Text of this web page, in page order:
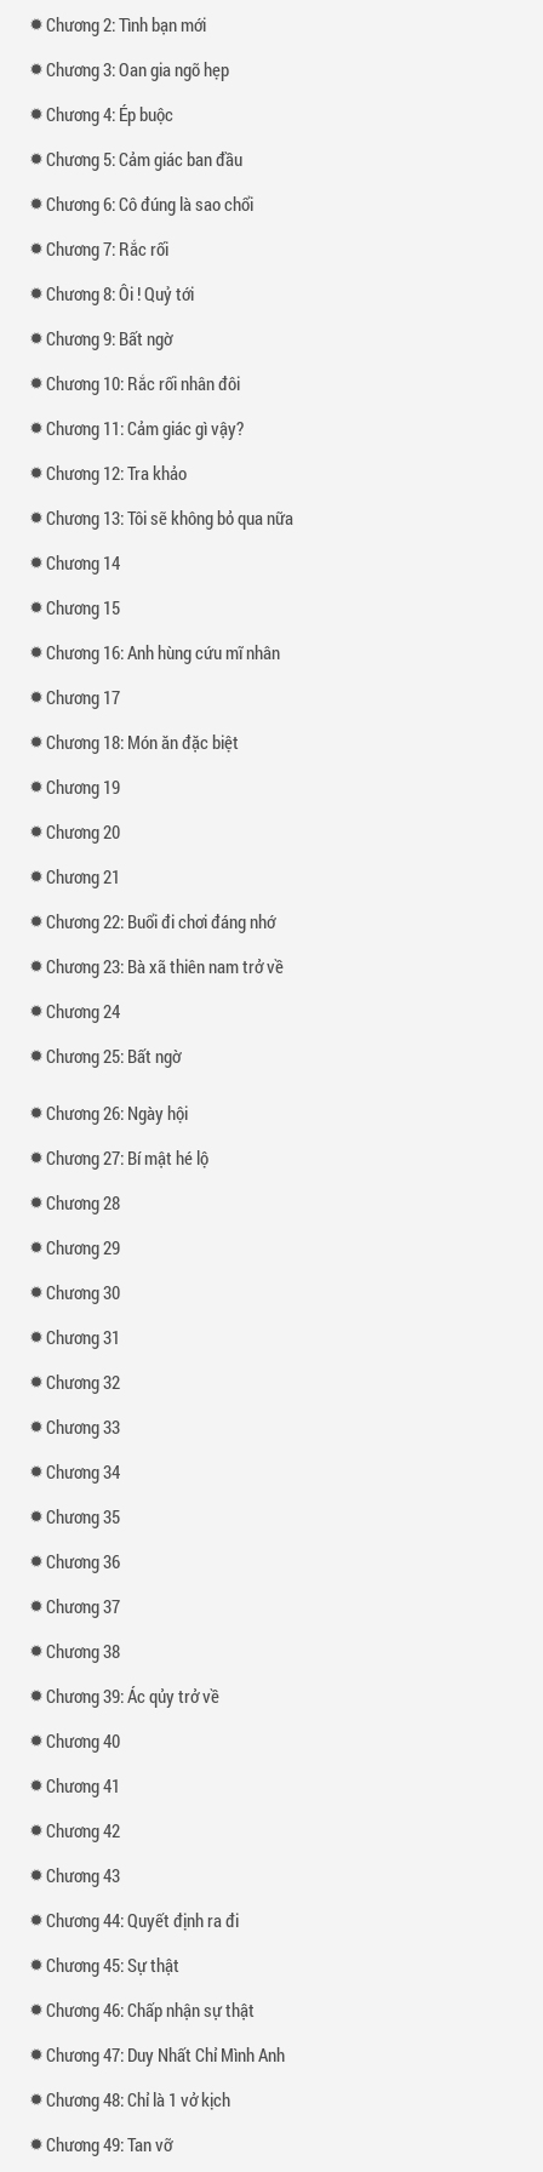
Chương 2: Tình bạn mới
Chương 3: Oan gia ngõ hẹp
Chương 4: Ép buộc
Chương 5: Cảm giác ban đầu
Chương 6: Cô đúng là sao chổi
Chương 7: Rắc rối
Chương 8: Ôi ! Quỷ tới
Chương 9: Bất ngờ
Chương 10: Rắc rối nhân đôi
Chương 11: Cảm giác gì vậy?
Chương 12: Tra khảo
Chương 13: Tôi sẽ không bỏ qua nữa
Chương 14
Chương 15
Chương 16: Anh hùng cứu mĩ nhân
Chương 17
Chương 18: Món ăn đặc biệt
Chương 19
Chương 20
Chương 21
Chương 22: Buổi đi chơi đáng nhớ
Chương 23: Bà xã thiên nam trở về
Chương 24
Chương 25: Bất ngờ
Chương 26: Ngày hội
Chương 27: Bí mật hé lộ
Chương 28
Chương 29
Chương 30
Chương 31
Chương 32
Chương 33
Chương 34
Chương 35
Chương 36
Chương 37
Chương 38
Chương 39: Ác qủy trở về
Chương 40
Chương 41
Chương 42
Chương 43
Chương 44: Quyết định ra đi
Chương 45: Sự thật
Chương 46: Chấp nhận sự thật
Chương 47: Duy Nhất Chỉ Mình Anh
Chương 48: Chỉ là 1 vở kịch
Chương 49: Tan vỡ